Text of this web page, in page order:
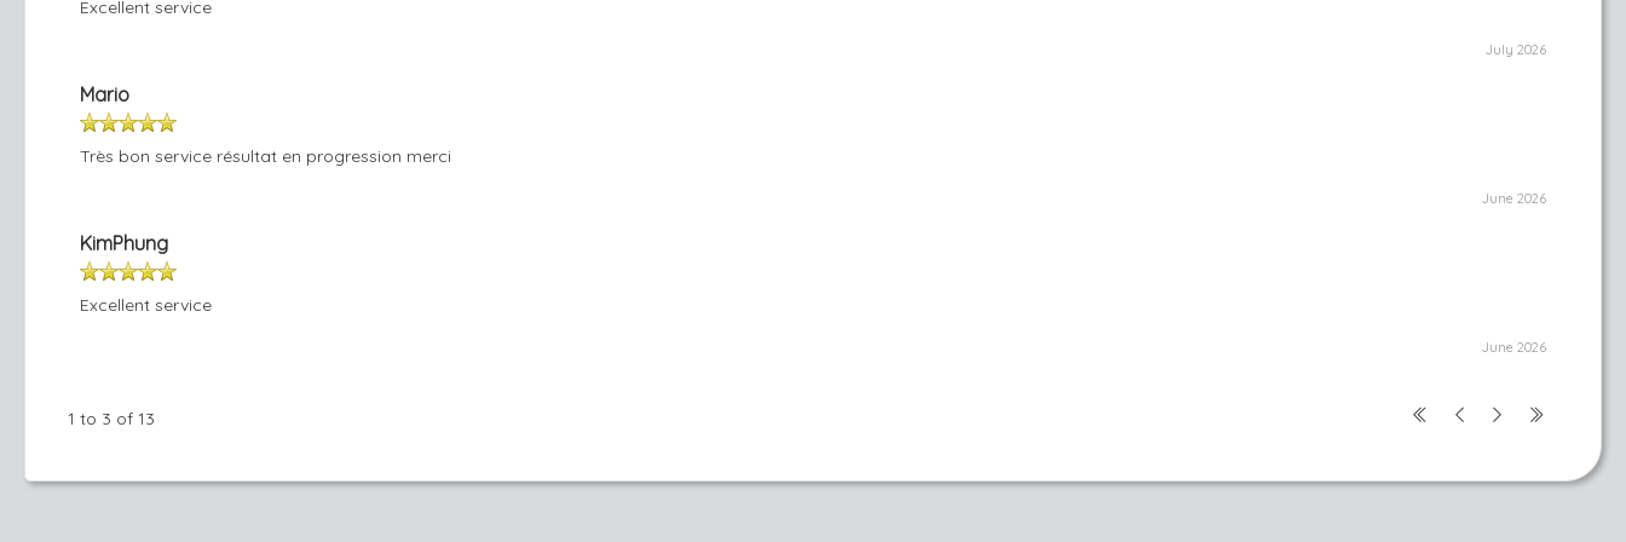
Excellent service
July 2026
Mario
Très bon service résultat en progression merci
June 2026
KimPhung
Excellent service
June 2026
1 to 3 of 13